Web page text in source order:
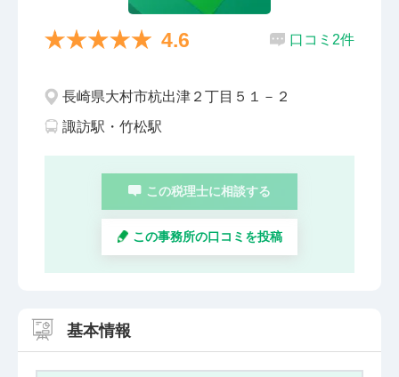
4.6 口コミ2件
長崎県大村市杭出津２丁目５１－２
諏訪駅・竹松駅
この税理士に相談する
この事務所の口コミを投稿
基本情報